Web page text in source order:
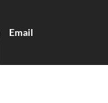
Email